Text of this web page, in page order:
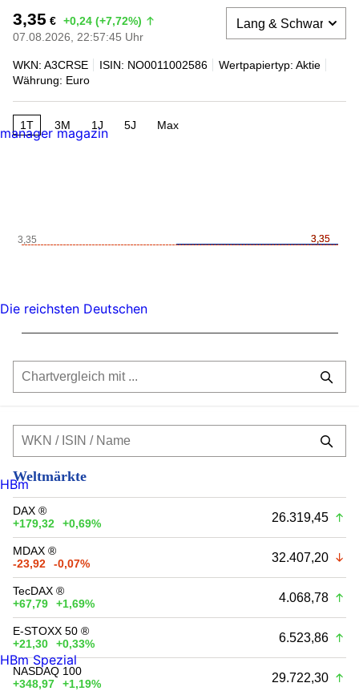
3,35 € +0,24 (+7,72%)
07.08.2026, 22:57:45 Uhr
WKN: A3CRSE ISIN: NO0011002586
Wertpapiertyp: Aktie
Währung: Euro
1T 3M 1J 5J Max
3,35
3,35
3,35
Weltmärkte
DAX ®
+179,32
+0,69% 26.319,45
MDAX ®
-23,92
-0,07% 32.407,20
TecDAX ®
+67,79
+1,69% 4.068,78
E-STOXX 50 ®
+21,30
+0,33% 6.523,86
NASDAQ 100
+348,97
+1,19% 29.722,30
manager magazin
Die reichsten Deutschen
HBm
HBm Spezial